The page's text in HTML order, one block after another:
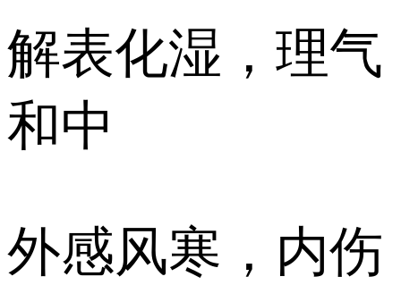
解表化湿，理气
和中
外感风寒，内伤